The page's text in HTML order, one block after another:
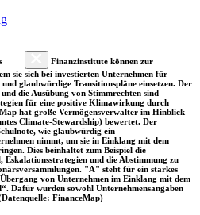
Finanzinstitute können zur
sie sich bei investierten Unternehmen für
glaubwürdige Transitionspläne einsetzen. Der
die Ausübung von Stimmrechten sind
für eine positive Klimawirkung durch
hat große Vermögensverwalter im Hinblick
Climate-Stewardship) bewertet. Der
wie glaubwürdig ein
nimmt, um sie in Einklang mit dem
Dies beinhaltet zum Beispiel die
Eskalationsstrategien und die Abstimmung zu
"A" steht für ein starkes
von Unternehmen im Einklang mit dem
Dafür wurden sowohl Unternehmensangaben
FinanceMap)